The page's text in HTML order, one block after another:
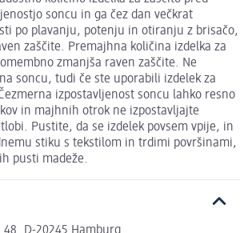
soncu in ga čez dan večkrat
po plavanju, potenju in otiranju z brisačo,
zaščite. Premajhna količina izdelka za
zmanjša raven zaščite. Ne
soncu, tudi če ste uporabili izdelek za
izpostavljenost soncu lahko resno
in majhnih otrok ne izpostavljajte
Pustite, da se izdelek povsem vpije, in
stiku s tekstilom in trdimi površinami,
pusti madeže.